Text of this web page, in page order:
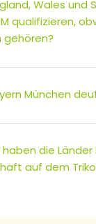
Wales und
qualifizieren,
gehören?
München
die
auf dem